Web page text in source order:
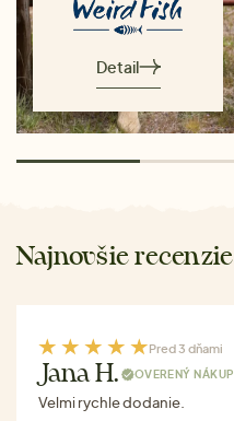
Detail
Najnovšie recenzie
Pred 3 dňami
Jana H. OVERENÝ NÁKUP
Velmi rychle dodanie.